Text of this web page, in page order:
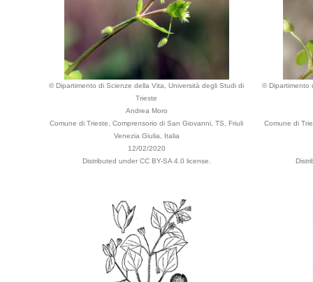
© Dipartimento di Scienze della Vita, Università degli Studi di
Trieste
Andrea Moro
Comune di Trieste, Comprensorio di San Giovanni, TS, Friuli
Venezia Giulia, Italia
12/02/2020
Distributed under CC BY-SA 4.0 license.
© Dipartimento
Comune di